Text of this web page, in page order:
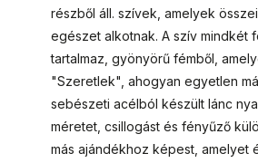
részből áll. szívek, amelyek
egészet alkotnak. A szív mindkét
tartalmaz, gyönyörű fémből,
"Szeretlek", ahogyan egyetlen
sebészeti acélból készült lánc
méretet, csillogást és fényűző
más ajándékhoz képest, amelyet